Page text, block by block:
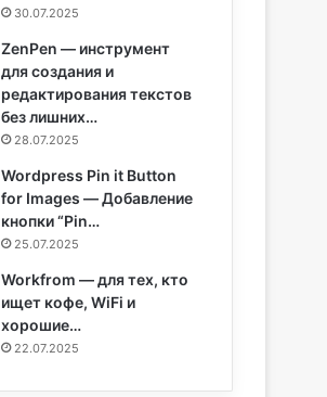
30.07.2025
ZenPen — инструмент
для создания и
редактирования текстов
без лишних…
28.07.2025
Wordpress Pin it Button
for Images — Добавление
кнопки “Pin…
25.07.2025
Workfrom — для тех, кто
ищет кофе, WiFi и
хорошие…
22.07.2025